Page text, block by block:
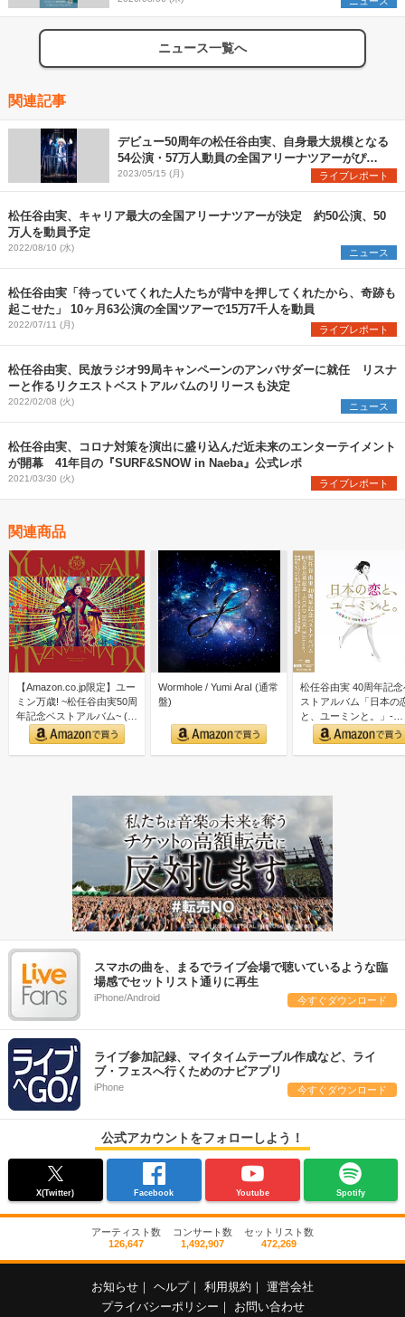
ニュース一覧へ
関連記事
デビュー50周年の松任谷由実、自身最大規模となる
54公演・57万人動員の全国アリーナツアーがぴあ
アリーナMMで開幕
2023/05/15 (月) ライブレポート
松任谷由実、キャリア最大の全国アリーナツアーが決定 約50公演、50
万人を動員予定
2022/08/10 (水) ニュース
松任谷由実「待っていてくれた人たちが背中を押してくれたから、奇跡も
起こせた」 10ヶ月63公演の全国ツアーで15万7千人を動員
2022/07/11 (月) ライブレポート
松任谷由実、民放ラジオ99局キャンペーンのアンバサダーに就任 リスナ
ーと作るリクエストベストアルバムのリリースも決定
2022/02/08 (火) ニュース
松任谷由実、コロナ対策を演出に盛り込んだ近未来のエンターテイメント
が開幕 41年目の『SURF&SNOW in Naeba』公式レポ
2021/03/30 (火) ライブレポート
関連商品
【Amazon.co.jp限定】ユー
ミン万歳! ~松任谷由実50周
年記念ベストアルバム~ (初
回限…
Wormhole / Yumi AraI (通常
盤)
松任谷由実 40周年記念
ストアルバム「日本の
と、ユーミンと。」-
GOLD DISC Editi…
スマホの曲を、まるでライブ会場で聴いているような臨
場感でセットリスト通りに再生
iPhone/Android 今すぐダウンロード
ライブ参加記録、マイタイムテーブル作成など、ライ
ブ・フェスへ行くためのナビアプリ
iPhone 今すぐダウンロード
公式アカウントをフォローしよう！
X(Twitter) Facebook Youtube Spotify
アーティスト数
126,647
コンサート数
1,492,907
セットリスト数
472,269
お知らせ ヘルプ 利用規約
運営会社
プライバシーポリシー
お問い合わせ